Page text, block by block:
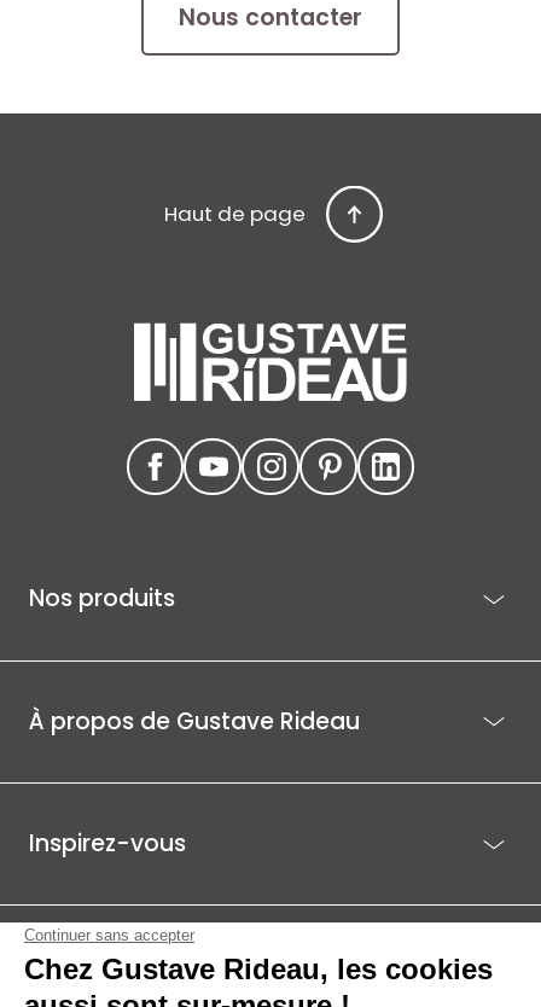
Nous contacter
Haut de page
Nos produits
À propos de Gustave Rideau
Inspirez-vous
Je suis déjà client